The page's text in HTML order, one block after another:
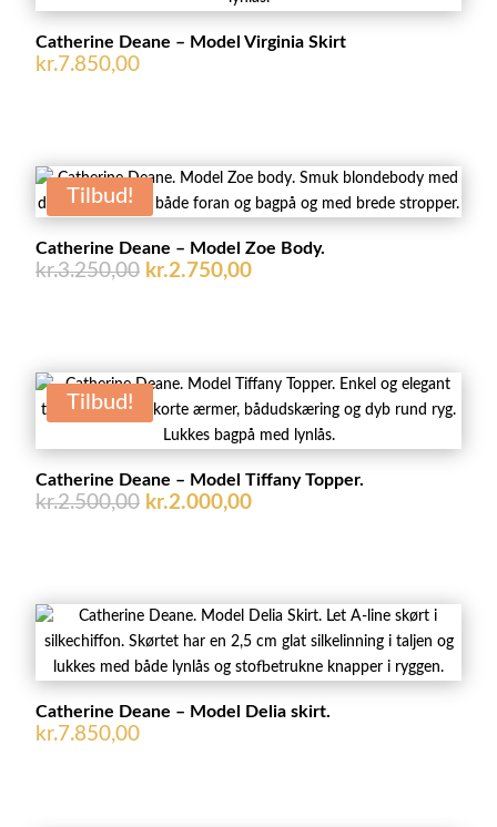
Catherine Deane – Model Virginia Skirt
kr.7.850,00
Tilbud!
Catherine Deane – Model Zoe Body.
kr.3.250,00 Den
kr.3.250,00.
kr.2.750,00Den
kr.2.750,00.
Tilbud!
Catherine Deane – Model Tiffany Topper.
kr.2.500,00 Den
kr.2.500,00.
kr.2.000,00Den
kr.2.000,00.
Catherine Deane – Model Delia skirt.
kr.7.850,00